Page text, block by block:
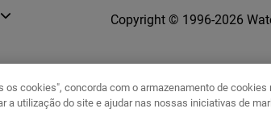
Copyright © 1996-2026
os cookies", concorda com o armazenamento de
a utilização do site e ajudar nas nossas iniciativas de